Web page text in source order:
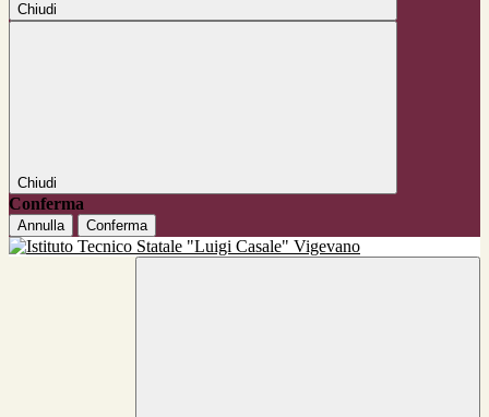
Chiudi
Chiudi
Conferma
Annulla Conferma